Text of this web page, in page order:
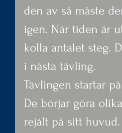
den av så måste
igen. När tiden är
kolla antalet steg.
i nästa tävling.
Tävlingen startar
De börjar göra
rejält på sitt